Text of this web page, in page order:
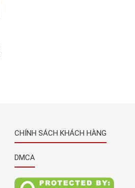
CHÍNH SÁCH KHÁCH HÀNG
DMCA